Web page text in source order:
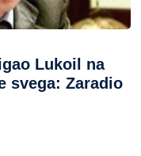
Lukoil na
svega: Zaradio